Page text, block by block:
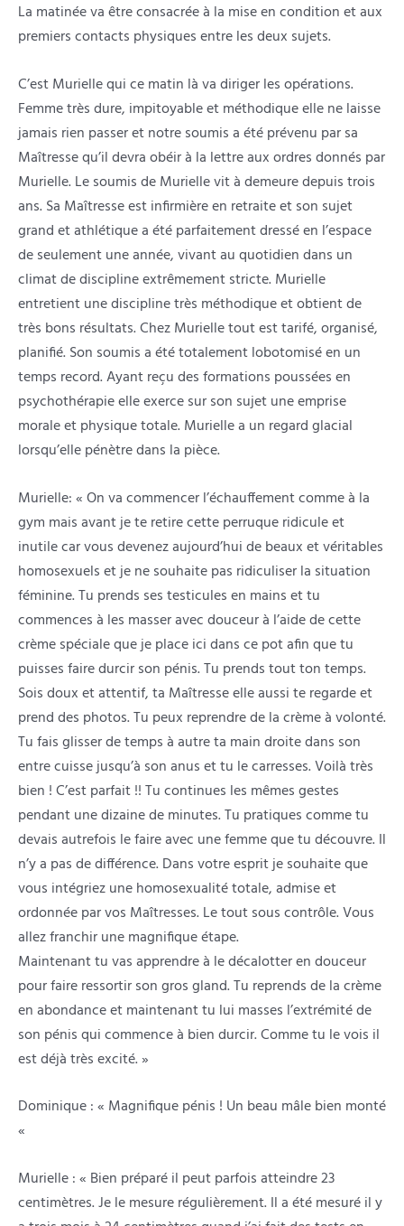
La matinée va être consacrée à la mise en condition et aux
premiers contacts physiques entre les deux sujets.
C’est Murielle qui ce matin là va diriger les opérations.
Femme très dure, impitoyable et méthodique elle ne laisse
jamais rien passer et notre soumis a été prévenu par sa
Maîtresse qu’il devra obéir à la lettre aux ordres donnés par
Murielle. Le soumis de Murielle vit à demeure depuis trois
ans. Sa Maîtresse est infirmière en retraite et son sujet
grand et athlétique a été parfaitement dressé en l’espace
de seulement une année, vivant au quotidien dans un
climat de discipline extrêmement stricte. Murielle
entretient une discipline très méthodique et obtient de
très bons résultats. Chez Murielle tout est tarifé, organisé,
planifié. Son soumis a été totalement lobotomisé en un
temps record. Ayant reçu des formations poussées en
psychothérapie elle exerce sur son sujet une emprise
morale et physique totale. Murielle a un regard glacial
lorsqu’elle pénètre dans la pièce.
Murielle: « On va commencer l’échauffement comme à la
gym mais avant je te retire cette perruque ridicule et
inutile car vous devenez aujourd’hui de beaux et véritables
homosexuels et je ne souhaite pas ridiculiser la situation
féminine. Tu prends ses testicules en mains et tu
commences à les masser avec douceur à l’aide de cette
crème spéciale que je place ici dans ce pot afin que tu
puisses faire durcir son pénis. Tu prends tout ton temps.
Sois doux et attentif, ta Maîtresse elle aussi te regarde et
prend des photos. Tu peux reprendre de la crème à volonté.
Tu fais glisser de temps à autre ta main droite dans son
entre cuisse jusqu’à son anus et tu le carresses. Voilà très
bien ! C’est parfait !! Tu continues les mêmes gestes
pendant une dizaine de minutes. Tu pratiques comme tu
devais autrefois le faire avec une femme que tu découvre. Il
n’y a pas de différence. Dans votre esprit je souhaite que
vous intégriez une homosexualité totale, admise et
ordonnée par vos Maîtresses. Le tout sous contrôle. Vous
allez franchir une magnifique étape.
Maintenant tu vas apprendre à le décalotter en douceur
pour faire ressortir son gros gland. Tu reprends de la crème
en abondance et maintenant tu lui masses l’extrémité de
son pénis qui commence à bien durcir. Comme tu le vois il
est déjà très excité. »
Dominique : « Magnifique pénis ! Un beau mâle bien monté
«
Murielle : « Bien préparé il peut parfois atteindre 23
centimètres. Je le mesure régulièrement. Il a été mesuré il y